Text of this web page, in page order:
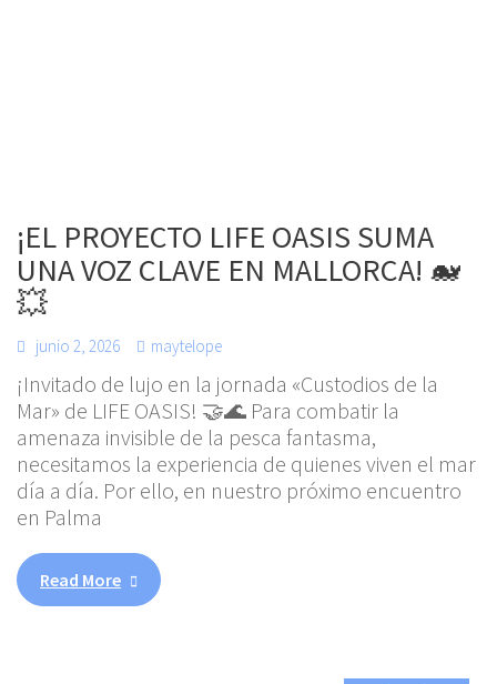
¡EL PROYECTO LIFE OASIS SUMA
UNA VOZ CLAVE EN MALLORCA! 🐋
💥
junio 2, 2026 maytelope
¡Invitado de lujo en la jornada «Custodios de la
Mar» de LIFE OASIS! 🤝🌊 Para combatir la
amenaza invisible de la pesca fantasma,
necesitamos la experiencia de quienes viven el mar
día a día. Por ello, en nuestro próximo encuentro
en Palma
Read More